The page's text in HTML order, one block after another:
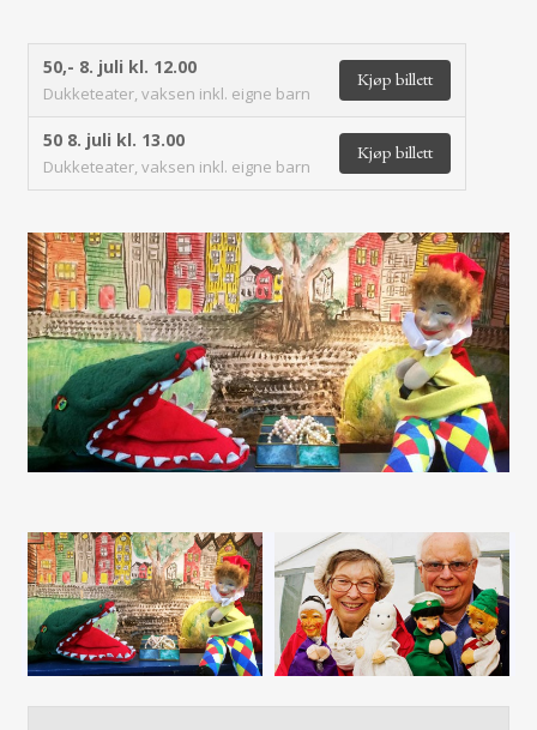
50,- 8. juli kl. 12.00
Dukketeater, vaksen inkl. eigne barn
Kjøp billett
50 8. juli kl. 13.00
Dukketeater, vaksen inkl. eigne barn
Kjøp billett